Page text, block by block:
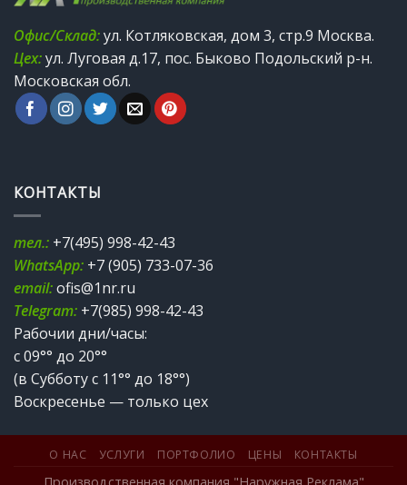
Офис/Склад:ул. Котляковская, дом 3, стр.9 Москва.
Цех:ул. Луговая д.17, пос. Быково Подольский р-н.
Московская обл.
КОНТАКТЫ
тел.: +7(495) 998-42-43
WhatsApp: +7 (905) 733-07-36
email:ofis@1nr.ru
Telegram: +7(985) 998-42-43
Рабочии дни/часы:
с 09°° до 20°°
(в Субботу с 11°° до 18°°)
Воскресенье — только цех
О НАС УСЛУГИ ПОРТФОЛИО ЦЕНЫ КОНТАКТЫ
Производственная компания "Наружная Реклама"